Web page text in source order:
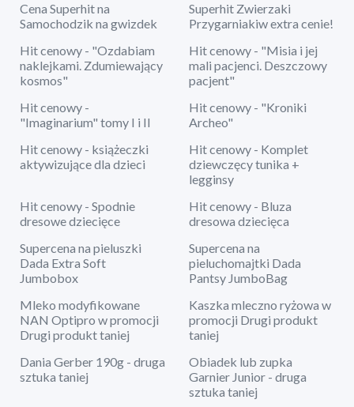
Cena Superhit na
Samochodzik na gwizdek
Superhit Zwierzaki
Przygarniakiw extra cenie!
Hit cenowy - "Ozdabiam
naklejkami. Zdumiewający
kosmos"
Hit cenowy - "Misia i jej
mali pacjenci. Deszczowy
pacjent"
Hit cenowy -
"Imaginarium" tomy I i II
Hit cenowy - "Kroniki
Archeo"
Hit cenowy - książeczki
aktywizujące dla dzieci
Hit cenowy - Komplet
dziewczęcy tunika +
legginsy
Hit cenowy - Spodnie
dresowe dziecięce
Hit cenowy - Bluza
dresowa dziecięca
Supercena na pieluszki
Dada Extra Soft
Jumbobox
Supercena na
pieluchomajtki Dada
Pantsy JumboBag
Mleko modyfikowane
NAN Optipro w promocji
Drugi produkt taniej
Kaszka mleczno ryżowa w
promocji Drugi produkt
taniej
Dania Gerber 190g - druga
sztuka taniej
Obiadek lub zupka
Garnier Junior - druga
sztuka taniej